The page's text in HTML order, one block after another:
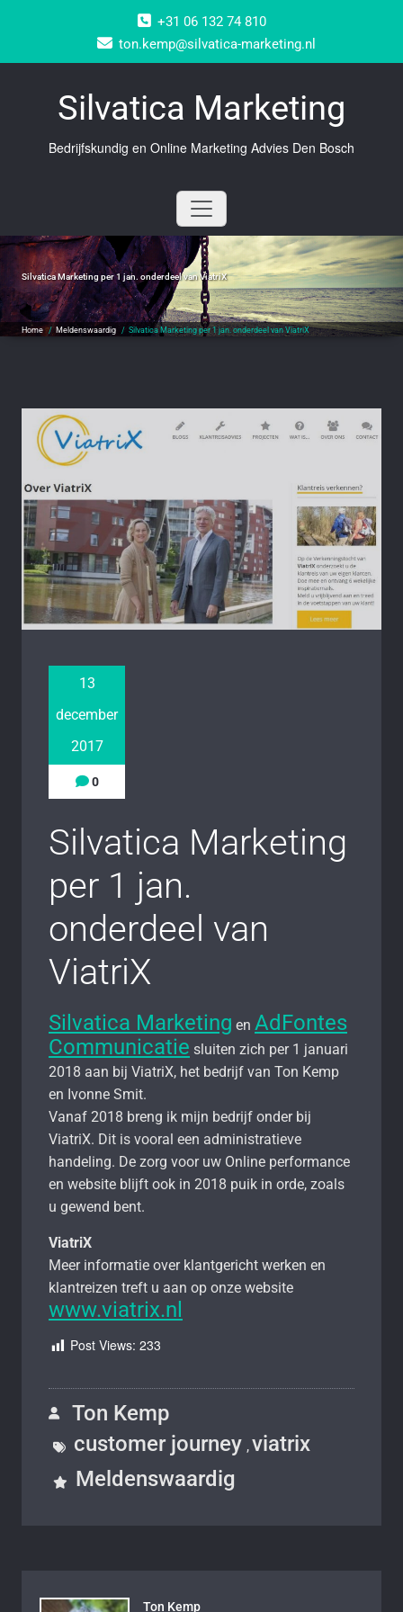
+31 06 132 74 810
ton.kemp@silvatica-marketing.nl
Silvatica Marketing
Bedrijfskundig en Online Marketing Advies Den Bosch
Silvatica Marketing per 1 jan. onderdeel van ViatriX
Home / Meldenswaardig / Silvatica Marketing per 1 jan. onderdeel van ViatriX
13
december
2017
0
Silvatica Marketing
per 1 jan.
onderdeel van
ViatriX
Silvatica Marketing en AdFontes
Communicatie sluiten zich per 1 januari
2018 aan bij ViatriX, het bedrijf van Ton Kemp
en Ivonne Smit.
Vanaf 2018 breng ik mijn bedrijf onder bij
ViatriX. Dit is vooral een administratieve
handeling. De zorg voor uw Online performance
en website blijft ook in 2018 puik in orde, zoals
u gewend bent.
ViatriX
Meer informatie over klantgericht werken en
klantreizen treft u aan op onze website
www.viatrix.nl
Post Views: 233
Ton Kemp
customer journey ,viatrix
Meldenswaardig
Ton Kemp